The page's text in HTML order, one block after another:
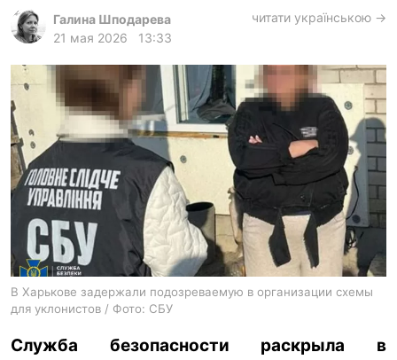
лонгриды
архив
gambling
ua ru en
Галина Шподарева
21 мая 2026
13:33
читати українською →
В Харькове задержали подозреваемую в организации схемы
для уклонистов / Фото: СБУ
Служба безопасности раскрыла в